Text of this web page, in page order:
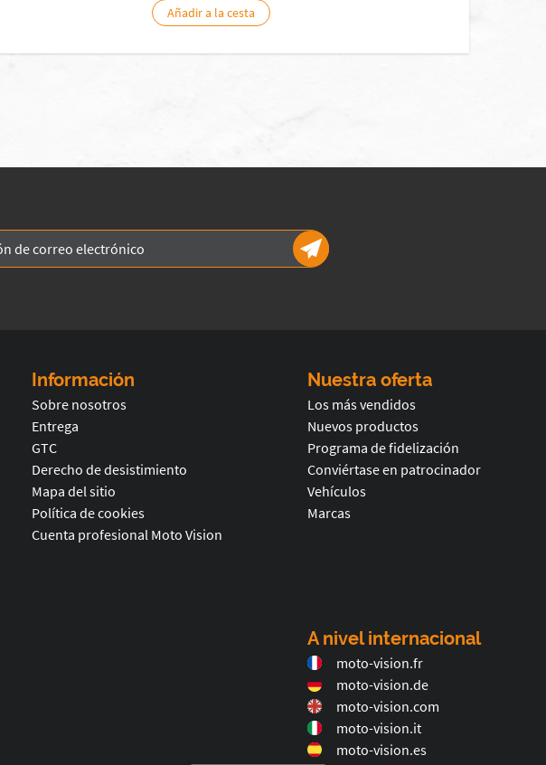
Añadir a la cesta
Información
Sobre nosotros
Entrega
GTC
Derecho de desistimiento
Mapa del sitio
Política de cookies
Cuenta profesional Moto Vision
Nuestra oferta
Los más vendidos
Nuevos productos
Programa de fidelización
Conviértase en patrocinador
Vehículos
Marcas
A nivel internacional
moto-vision.fr
moto-vision.de
moto-vision.com
moto-vision.it
moto-vision.es